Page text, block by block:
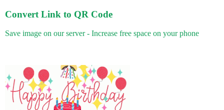
Convert Link to QR Code
Save image on our server - Increase free space on your phone